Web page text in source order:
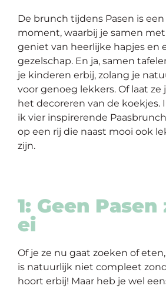
De brunch tijdens Pasen is
moment, waarbij je samen
geniet van heerlijke hapjes en
gezelschap. En ja, samen
je kinderen erbij, zolang je
voor genoeg lekkers. Of laat
het decoreren van de koekjes.
ik vier inspirerende
op een rij die naast mooi ook
zijn.
1: Geen
ei
Of je ze nu gaat zoeken of
is natuurlijk niet compleet
hoort erbij! Maar heb je wel